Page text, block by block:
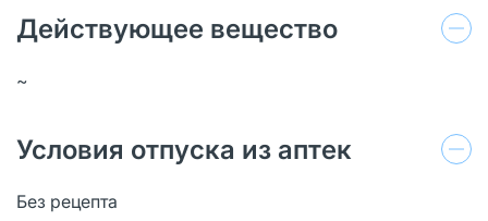
Действующее вещество
~
Условия отпуска из аптек
Без рецепта